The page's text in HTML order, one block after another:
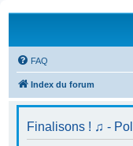
FAQ
Index du forum
Finalisons ! ♫ -